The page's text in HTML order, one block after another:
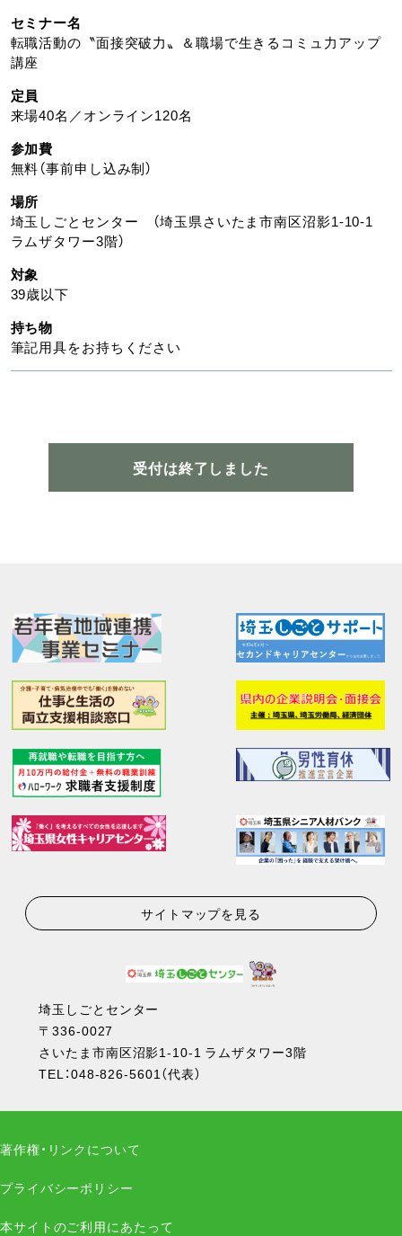
セミナー名
転職活動の〝面接突破力〟＆職場で生きるコミュ力アップ
講座
定員
来場40名／オンライン120名
参加費
無料（事前申し込み制）
場所
埼玉しごとセンター （埼玉県さいたま市南区沼影1-10-1
ラムザタワー3階）
対象
39歳以下
持ち物
筆記用具をお持ちください
受付は終了しました
サイトマップを見る
埼玉しごとセンター
〒336-0027
さいたま市南区沼影1-10-1 ラムザタワー3階
TEL：048-826-5601（代表）
著作権・リンクについて
プライバシーポリシー
本サイトのご利用にあたって